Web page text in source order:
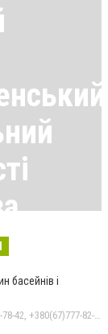
басейнів і